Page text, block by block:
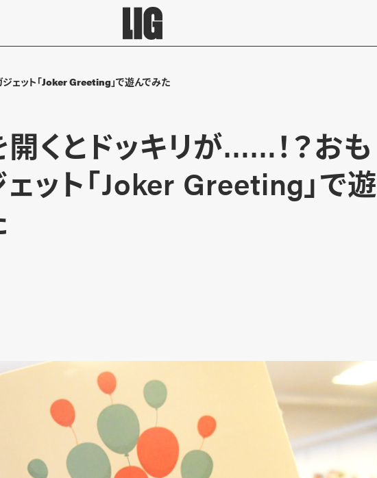
ェット「Joker Greeting」で遊んでみた
くとドッキリが……！？おも
ット「Joker Greeting」で遊